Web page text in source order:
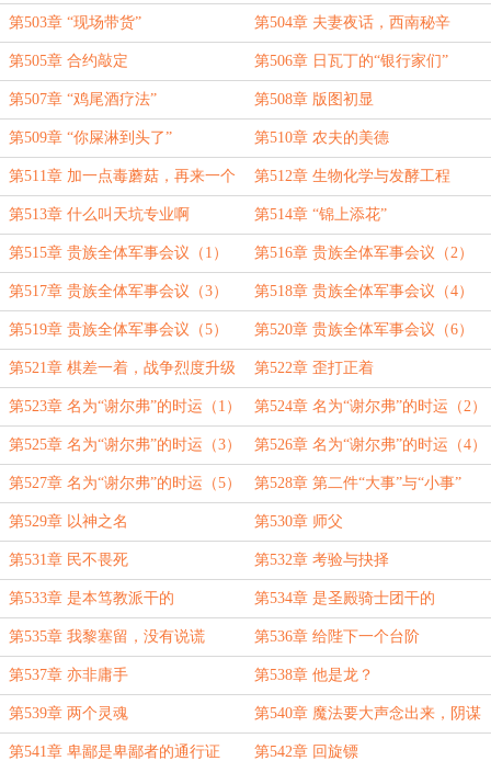
第503章 “现场带货” 第504章 夫妻夜话，西南秘辛
第505章 合约敲定 第506章 日瓦丁的“银行家们”
第507章 “鸡尾酒疗法” 第508章 版图初显
第509章 “你屎淋到头了” 第510章 农夫的美德
第511章 加一点毒蘑菇，再来一个
旧鞋跟
第512章 生物化学与发酵工程
第513章 什么叫天坑专业啊 第514章 “锦上添花”
第515章 贵族全体军事会议（1） 第516章 贵族全体军事会议（2）
第517章 贵族全体军事会议（3） 第518章 贵族全体军事会议（4）
第519章 贵族全体军事会议（5） 第520章 贵族全体军事会议（6）
第521章 棋差一着，战争烈度升级 第522章 歪打正着
第523章 名为“谢尔弗”的时运（1） 第524章 名为“谢尔弗”的时运（2）
第525章 名为“谢尔弗”的时运（3） 第526章 名为“谢尔弗”的时运（4）
第527章 名为“谢尔弗”的时运（5） 第528章 第二件“大事”与“小事”
第529章 以神之名 第530章 师父
第531章 民不畏死 第532章 考验与抉择
第533章 是本笃教派干的 第534章 是圣殿骑士团干的
第535章 我黎塞留，没有说谎 第536章 给陛下一个台阶
第537章 亦非庸手 第538章 他是龙？
第539章 两个灵魂 第540章 魔法要大声念出来，阴谋
也是
第541章 卑鄙是卑鄙者的通行证 第542章 回旋镖